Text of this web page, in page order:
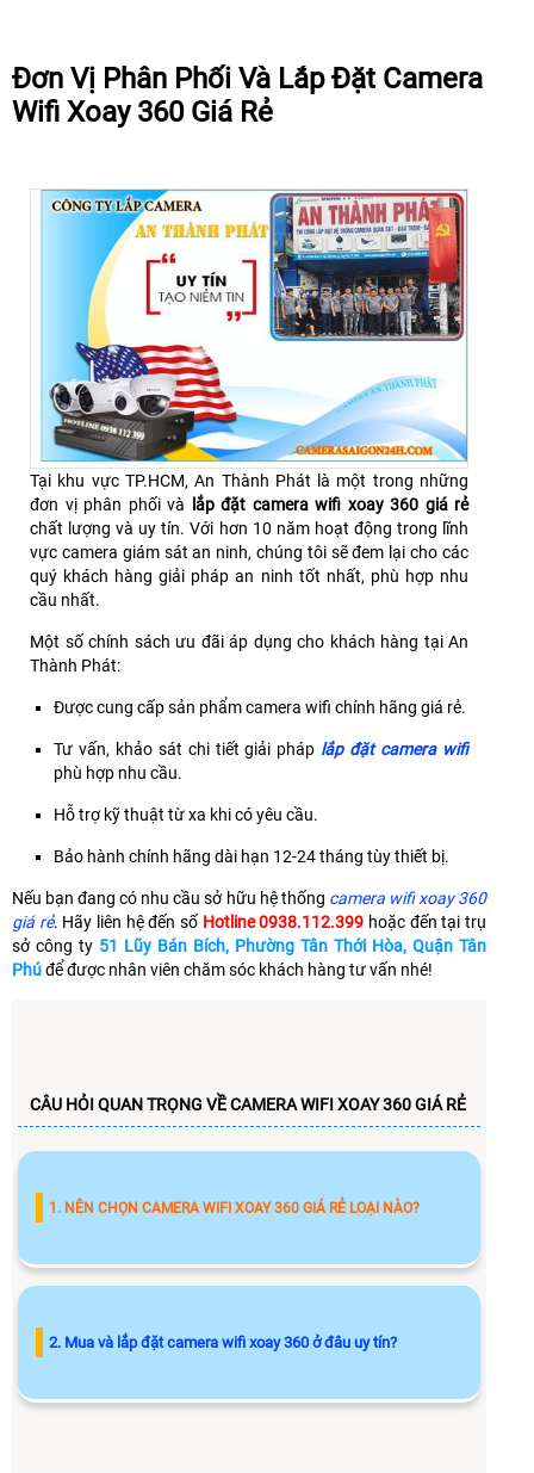
Đơn Vị Phân Phối Và Lắp Đặt Camera
Wifi Xoay 360 Giá Rẻ
Tại khu vực TP.HCM, An Thành Phát là một trong những
đơn vị phân phối và
lắp đặt camera wifi xoay 360 giá rẻ
chất lượng và uy tín. Với hơn 10 năm hoạt động trong lĩnh
vực camera giám sát an ninh, chúng tôi sẽ đem lại cho các
quý khách hàng giải pháp an ninh tốt nhất, phù hợp nhu
cầu nhất.
Một số chính sách ưu đãi áp dụng cho khách hàng tại An
Thành Phát:
Được cung cấp sản phẩm camera wifi chính hãng giá rẻ.
Tư vấn, khảo sát chi tiết giải pháp lắp đặt camera wifi
phù hợp nhu cầu.
Hỗ trợ kỹ thuật từ xa khi có yêu cầu.
Bảo hành chính hãng dài hạn 12-24 tháng tùy thiết bị.
Nếu bạn đang có nhu cầu sở hữu hệ thống camera wifi xoay 360
giá rẻ. Hãy liên hệ đến số Hotline 0938.112.399 hoặc đến tại trụ
sở công ty 51 Lũy Bán Bích, Phường Tân Thới Hòa, Quận Tân
Phúđể được nhân viên chăm sóc khách hàng tư vấn nhé!
CÂU HỎI QUAN TRỌNG VỀ CAMERA WIFI XOAY 360 GIÁ RẺ
1. NÊN CHỌN CAMERA WIFI XOAY 360 GIÁ RẺ LOẠI NÀO?
2. Mua và lắp đặt camera wifi xoay 360 ở đâu uy tín?